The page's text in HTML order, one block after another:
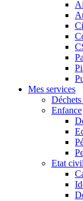
Mes services
Enfance
Etat civil